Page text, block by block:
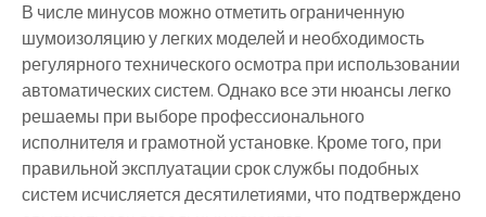
В числе минусов можно отметить ограниченную
шумоизоляцию у легких моделей и необходимость
регулярного технического осмотра при использовании
автоматических систем. Однако все эти нюансы легко
решаемы при выборе профессионального
исполнителя и грамотной установке. Кроме того, при
правильной эксплуатации срок службы подобных
систем исчисляется десятилетиями, что подтверждено